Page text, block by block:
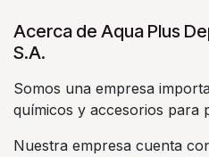
Acerca de Aqua Plus
S.A.
Somos una empresa
químicos y accesorios para
Nuestra empresa cuenta